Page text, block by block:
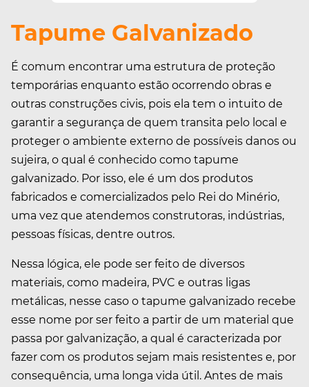
Tapume Galvanizado
É comum encontrar uma estrutura de proteção
temporárias enquanto estão ocorrendo obras e
outras construções civis, pois ela tem o intuito de
garantir a segurança de quem transita pelo local e
proteger o ambiente externo de possíveis danos ou
sujeira, o qual é conhecido como tapume
galvanizado. Por isso, ele é um dos produtos
fabricados e comercializados pelo Rei do Minério,
uma vez que atendemos construtoras, indústrias,
pessoas físicas, dentre outros.
Nessa lógica, ele pode ser feito de diversos
materiais, como madeira, PVC e outras ligas
metálicas, nesse caso o tapume galvanizado recebe
esse nome por ser feito a partir de um material que
passa por galvanização, a qual é caracterizada por
fazer com os produtos sejam mais resistentes e, por
consequência, uma longa vida útil. Antes de mais